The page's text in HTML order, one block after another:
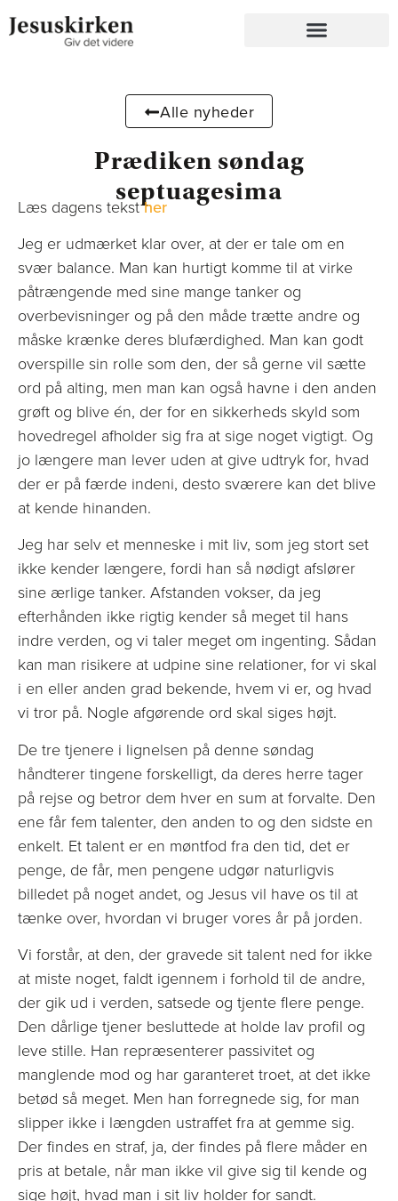
Alle nyheder
Prædiken søndag
septuagesima
Læs dagens teksther
Jeg er udmærket klar over, at der er tale om en
svær balance. Man kan hurtigt komme til at virke
påtrængende med sine mange tanker og
overbevisninger og på den måde trætte andre og
måske krænke deres blufærdighed. Man kan godt
overspille sin rolle som den, der så gerne vil sætte
ord på alting, men man kan også havne i den anden
grøft og blive én, der for en sikkerheds skyld som
hovedregel afholder sig fra at sige noget vigtigt. Og
jo længere man lever uden at give udtryk for, hvad
der er på færde indeni, desto sværere kan det blive
at kende hinanden.
Jeg har selv et menneske i mit liv, som jeg stort set
ikke kender længere, fordi han så nødigt afslører
sine ærlige tanker. Afstanden vokser, da jeg
efterhånden ikke rigtig kender så meget til hans
indre verden, og vi taler meget om ingenting. Sådan
kan man risikere at udpine sine relationer, for vi skal
i en eller anden grad bekende, hvem vi er, og hvad
vi tror på. Nogle afgørende ord skal siges højt.
De tre tjenere i lignelsen på denne søndag
håndterer tingene forskelligt, da deres herre tager
på rejse og betror dem hver en sum at forvalte. Den
ene får fem talenter, den anden to og den sidste en
enkelt. Et talent er en møntfod fra den tid, det er
penge, de får, men pengene udgør naturligvis
billedet på noget andet, og Jesus vil have os til at
tænke over, hvordan vi bruger vores år på jorden.
Vi forstår, at den, der gravede sit talent ned for ikke
at miste noget, faldt igennem i forhold til de andre,
der gik ud i verden, satsede og tjente flere penge.
Den dårlige tjener besluttede at holde lav profil og
leve stille. Han repræsenterer passivitet og
manglende mod og har garanteret troet, at det ikke
betød så meget. Men han forregnede sig, for man
slipper ikke i længden ustraffet fra at gemme sig.
Der findes en straf, ja, der findes på flere måder en
pris at betale, når man ikke vil give sig til kende og
sige højt, hvad man i sit liv holder for sandt.